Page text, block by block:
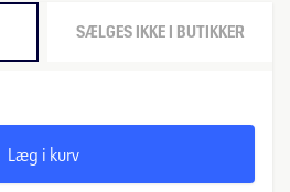
SÆLGES IKKE I BUTIKKER
Læg i kurv